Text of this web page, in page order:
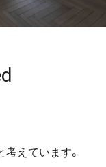
えています。